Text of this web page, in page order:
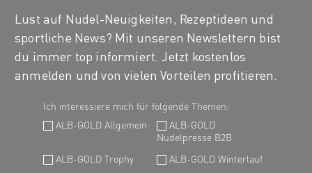
Lust auf Nudel-Neuigkeiten, Rezeptideen und
sportliche News? Mit unseren Newslettern bist
du immer top informiert. Jetzt kostenlos
anmelden und von vielen Vorteilen profitieren.